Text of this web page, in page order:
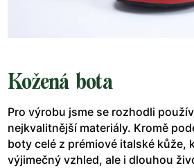
Kožená bota
Pro výrobu jsme se rozhodli
nejkvalitnější materiály. Kromě
boty celé z prémiové italské kůže,
výjimečný vzhled, ale i dlouhou